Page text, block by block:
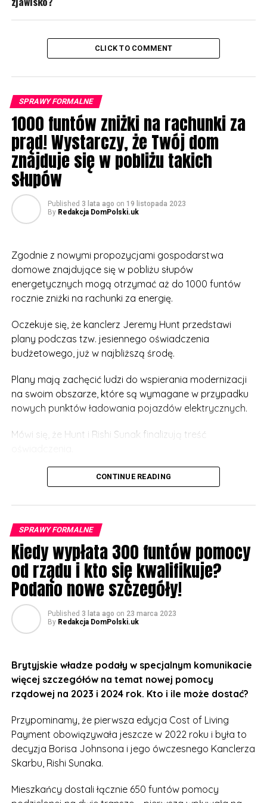
CLICK TO COMMENT
SPRAWY FORMALNE
1000 funtów zniżki na rachunki za
prąd! Wystarczy, że Twój dom
znajduje się w pobliżu takich
słupów
Published 3 lata ago on 19 listopada 2023
By Redakcja DomPolski.uk
Zgodnie z nowymi propozycjami gospodarstwa
domowe znajdujące się w pobliżu słupów
energetycznych mogą otrzymać aż do 1000 funtów
rocznie zniżki na rachunki za energię.
Oczekuje się, że kanclerz Jeremy Hunt przedstawi
plany podczas tzw. jesiennego oświadczenia
budżetowego, już w najbliższą środę.
Plany mają zachęcić ludzi do wspierania modernizacji
na swoim obszarze, które są wymagane w przypadku
nowych punktów ładowania pojazdów elektrycznych.
Mówi się, że Hunt i Rishi Sunak finalizują treść
Rzecznik rządu powiedział: „Przyspieszając system
planowania – w tym budowę punktów ładowania
pojazdów elektrycznych – rozwiążemy jeden z
chcące inwestować w Wielkiej Brytanii”.
Departament odmówił ujawnienia, kto będzie płacił za
zniżki, ani podania jakichkolwiek szczegółów na temat
tego, jak blisko musiałyby się znajdować domy, aby
kwalifikować się do maksymalnej zniżki.
Co do innych punktów ogłaszanego niebawem
podatków. Dyskutowane są także zmiany w podatku
dochodowym, ubezpieczeniu społecznym, podatku od
spadków i podatkach od działalności gospodarczej.
CONTINUE READING
SPRAWY FORMALNE
Kiedy wypłata 300 funtów pomocy
od rządu i kto się kwalifikuje?
Podano nowe szczegóły!
Published 3 lata ago on 23 marca 2023
By Redakcja DomPolski.uk
Brytyjskie władze podały w specjalnym komunikacie
więcej szczegółów na temat nowej pomocy
rządowej na 2023 i 2024 rok. Kto i ile może dostać?
Przypominamy, że pierwsza edycja Cost of Living
Payment obowiązywała jeszcze w 2022 roku i była to
decyzja Borisa Johnsona i jego ówczesnego Kanclerza
Skarbu, Rishi Sunaka.
Mieszkańcy dostali łącznie 650 funtów pomocy